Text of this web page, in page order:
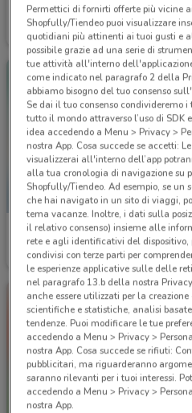
Agenzia VeraStore
Scade il 15/12 96 m
Eden Viaggi
Scade il 30/04 106 m
Permettici di fornirti offerte più vicine
Shopfully/Tiendeo puoi visualizzare
quotidiani più attinenti ai tuoi gusti e
possibile grazie ad una serie di
tue attività all'interno
come indicato nel paragrafo 2 della
abbiamo bisogno del tuo consenso
Se dai il tuo consenso condivideremo
tutto il mondo attraverso l’uso di SDK
idea accedendo a Menu > Privacy >
nostra App. Cosa succede se accetti:
visualizzerai all'interno dell’app
alla tua cronologia di navigazione su
Shopfully/Tiendeo. Ad esempio, se un
che hai navigato in un sito di viaggi,
tema vacanze. Inoltre, i dati sulla
il relativo consenso) insieme alle
rete e agli identificativi del dispositivo,
condivisi con terze parti per
le esperienze applicative sulle delle
nel paragrafo 13.b della nostra
anche essere utilizzati per la
scientifiche e statistiche, analisi
tendenze. Puoi modificare le tue
accedendo a Menu > Privacy >
nostra App. Cosa succede se rifiuti:
pubblicitari, ma riguarderanno
saranno rilevanti per i tuoi interessi.
accedendo a Menu > Privacy >
nostra App.